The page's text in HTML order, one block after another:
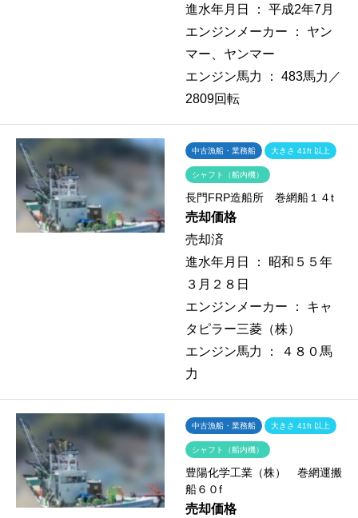
進水年月日 ： 平成2年7月
エンジンメーカー ： ヤン
マー、ヤンマー
エンジン馬力 ： 483馬力／
2809回転
中古漁船・業務船 大きさ 41ft 以上
シャフト（船内機）
長門FRP造船所 巻網船１４t
売却価格
売却済
進水年月日 ： 昭和５５年
３月２８日
エンジンメーカー ： キャ
タピラー三菱（株）
エンジン馬力 ：
４８０馬
力
中古漁船・業務船 大きさ 41ft 以上
シャフト（船内機）
豊陽化学工業（株） 巻網運搬
船６０f
売却価格